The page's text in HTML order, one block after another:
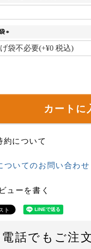
(
必
カートに
約について
ついてのお問い合わせ
ューを書く
電話でもご注